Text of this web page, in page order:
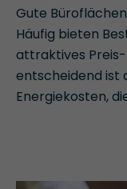
Gute
Häufig bieten
attraktives
entscheidend ist
Energiekosten,